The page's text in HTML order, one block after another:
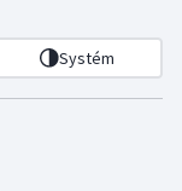
Systém